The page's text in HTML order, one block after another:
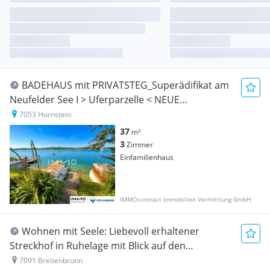
BADEHAUS mit PRIVATSTEG_Superädifikat am
Neufelder See I > Uferparzelle < NEUE
PREISGESTALTUNG!
7053 Hornstein
37 m²
3Zimmer
Einfamilienhaus
IMMOcontract Immobilien Vermittlung GmbH
Wohnen mit Seele: Liebevoll erhaltener
Streckhof in Ruhelage mit Blick auf den
Neusiedler See
7091 Breitenbrunn